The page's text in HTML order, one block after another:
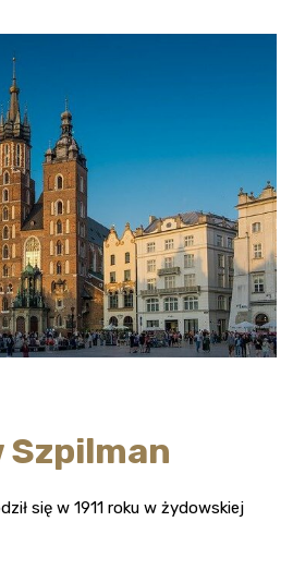
Szpilman
się w 1911 roku w żydowskiej